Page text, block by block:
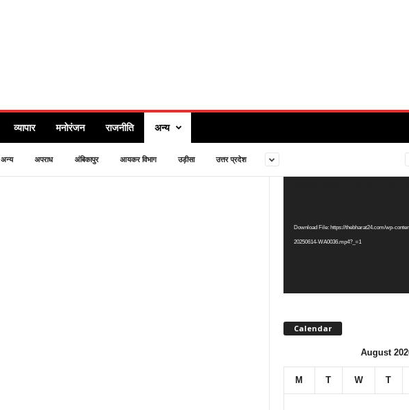
व्यापार मनोरंजन राजनीति अन्य
अन्य अपराध अंबिकापुर आयकर विभाग उड़ीसा उत्तर प्रदेश
Download File: https://thebharat24.com/wp-
20250614-WA0036.mp4?_=1
Calendar
August
M T W T